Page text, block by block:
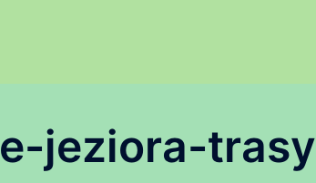
jeziora-trasy